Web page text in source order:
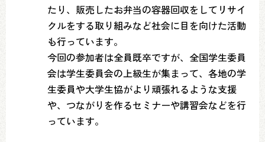
たり、販売したお弁当の容器回収をしてリサイ
クルをする取り組みなど社会に目を向けた活動
も行っています。
今回の参加者は全員既卒ですが、全国学生委員
会は学生委員会の上級生が集まって、各地の学
生委員や大学生協がより頑張れるような支援
や、つながりを作るセミナーや講習会などを行
っています。